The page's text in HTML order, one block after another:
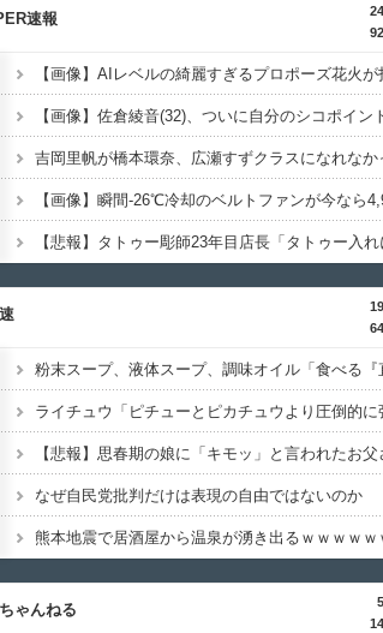
速報
なぜ自民党批判だけは表現の自由ではないのか
熊本地震で居酒屋から温泉が湧き出るｗｗｗｗｗ
ゃんねる